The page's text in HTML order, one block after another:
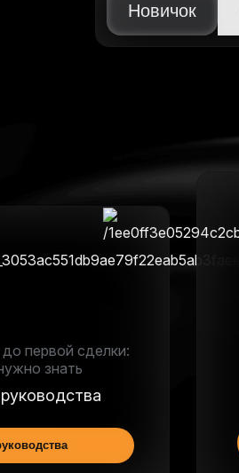
Новичок
первой сделки:
знать